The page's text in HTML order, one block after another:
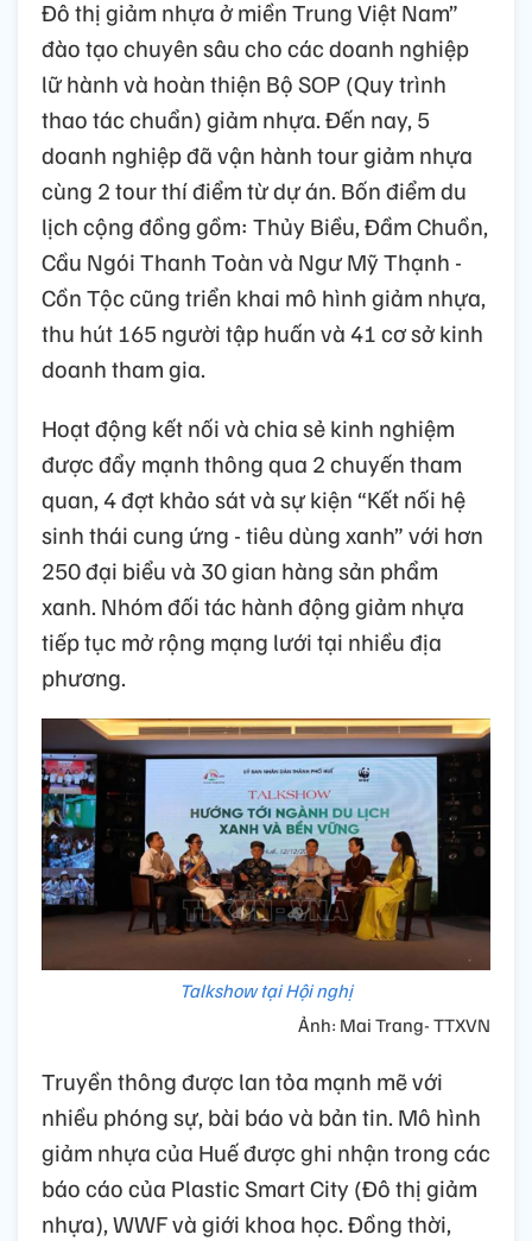
Đô thị giảm nhựa ở miền Trung Việt Nam”
đào tạo chuyên sâu cho các doanh nghiệp
lữ hành và hoàn thiện Bộ SOP (Quy trình
thao tác chuẩn) giảm nhựa. Đến nay, 5
doanh nghiệp đã vận hành tour giảm nhựa
cùng 2 tour thí điểm từ dự án. Bốn điểm du
lịch cộng đồng gồm: Thủy Biều, Đầm Chuồn,
Cầu Ngói Thanh Toàn và Ngư Mỹ Thạnh -
Cồn Tộc cũng triển khai mô hình giảm nhựa,
thu hút 165 người tập huấn và 41 cơ sở kinh
doanh tham gia.
Hoạt động kết nối và chia sẻ kinh nghiệm
được đẩy mạnh thông qua 2 chuyến tham
quan, 4 đợt khảo sát và sự kiện “Kết nối hệ
sinh thái cung ứng - tiêu dùng xanh” với hơn
250 đại biểu và 30 gian hàng sản phẩm
xanh. Nhóm đối tác hành động giảm nhựa
tiếp tục mở rộng mạng lưới tại nhiều địa
phương.
Talkshow tại Hội nghị
Ảnh: Mai Trang- TTXVN
Truyền thông được lan tỏa mạnh mẽ với
nhiều phóng sự, bài báo và bản tin. Mô hình
giảm nhựa của Huế được ghi nhận trong các
báo cáo của Plastic Smart City (Đô thị giảm
nhựa), WWF và giới khoa học. Đồng thời,